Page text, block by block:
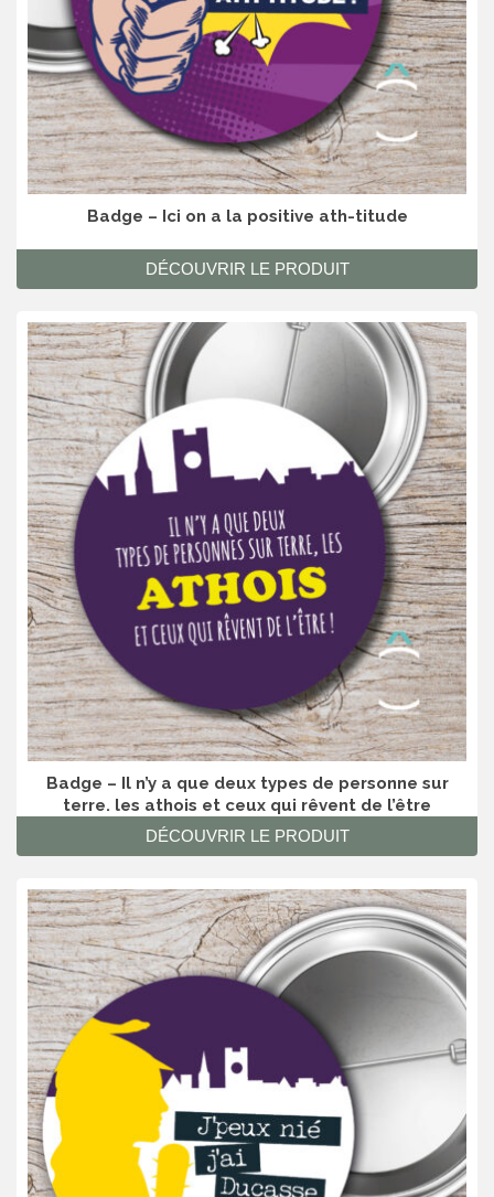
Badge – Ici on a la positive ath-titude
DÉCOUVRIR LE PRODUIT
Badge – Il n’y a que deux types de personne sur
terre. les athois et ceux qui rêvent de l’être
DÉCOUVRIR LE PRODUIT